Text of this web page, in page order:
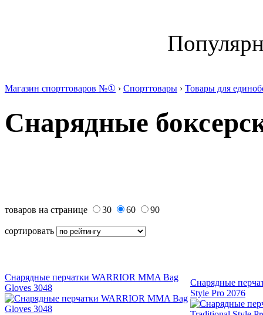
Магазин спорттоваров №① › Спорттовары › Товары для
Снарядные
товаров на странице 30 60 90
сортировать
Снарядные перчатки WARRIOR MMA Bag
Gloves 3048
Снарядные
Style Pro 2076